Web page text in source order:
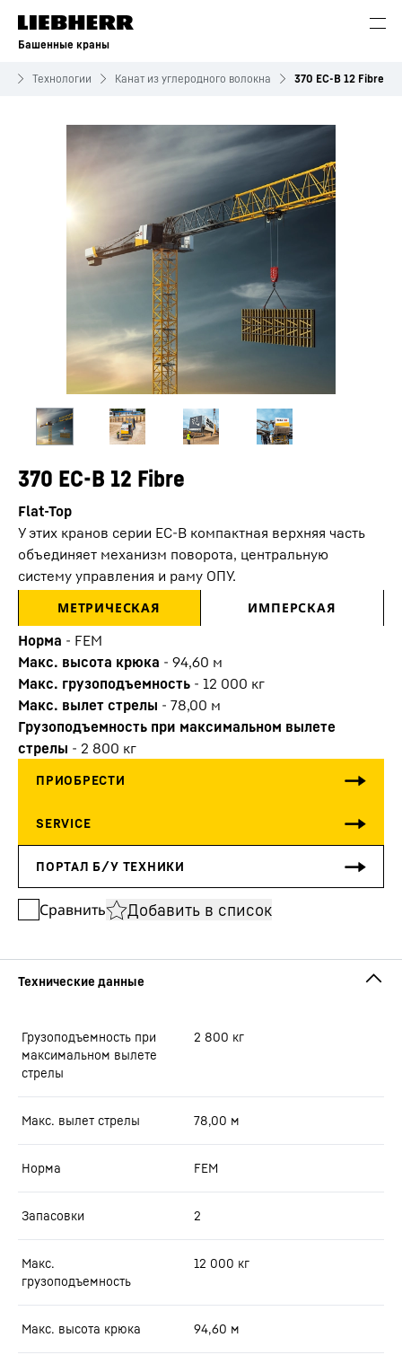
Башенные краны
Технологии Канат из углеродного волокна 370 EC-B 12 Fibre
370 EC-B 12 Fibre
Flat-Top
У этих кранов серии ЕС-В компактная верхняя часть
объединяет механизм поворота, центральную
систему управления и раму ОПУ.
МЕТРИЧЕСКАЯ ИМПЕРСКАЯ
Норма - FEM
Макс. высота крюка - 94,60 м
Макс. грузоподъемность - 12 000 кг
Макс. вылет стрелы - 78,00 м
Грузоподъемность при максимальном вылете
стрелы - 2 800 кг
Сравнить Добавить в список
Грузоподъемность при
максимальном вылете
стрелы
2 800 кг
Макс. вылет стрелы 78,00 м
Норма FEM
Запасовки 2
Макс.
грузоподъемность
12 000 кг
Макс. высота крюка 94,60 м